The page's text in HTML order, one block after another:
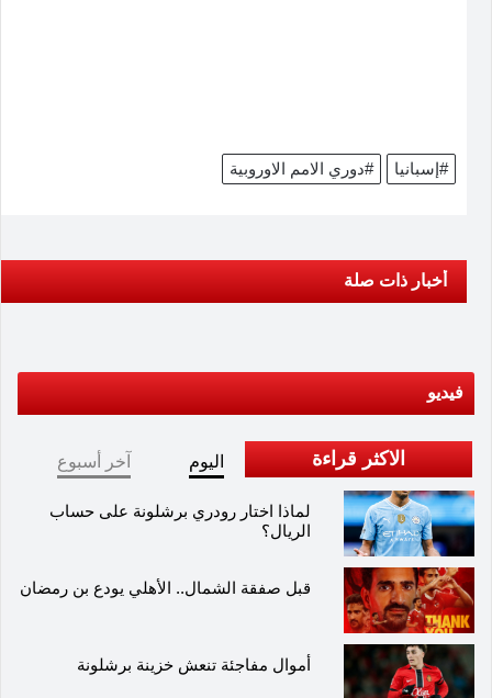
#دوري الامم الاوروبية #إسبانيا
أخبار ذات صلة
فيديو
الاكثر قراءة اليوم آخر أسبوع
لماذا اختار رودري برشلونة على حساب
الريال؟
قبل صفقة الشمال.. الأهلي يودع بن رمضان
أموال مفاجئة تنعش خزينة برشلونة